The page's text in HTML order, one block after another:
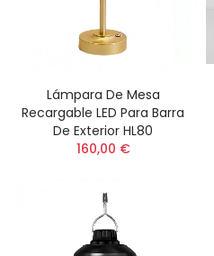
Lámpara De Mesa
Recargable LED Para Barra
De Exterior HL80
160,00 €